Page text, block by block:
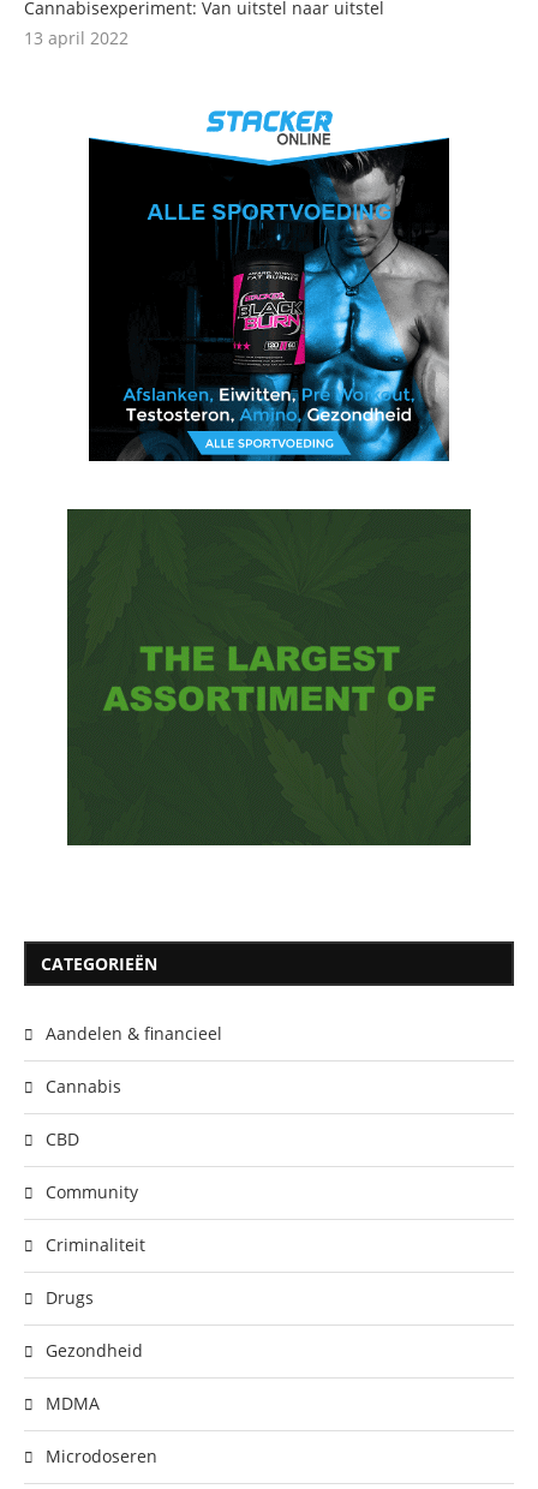
Cannabisexperiment: Van uitstel naar uitstel
13 april 2022
CATEGORIEËN
Aandelen & financieel
Cannabis
CBD
Community
Criminaliteit
Drugs
Gezondheid
MDMA
Microdoseren